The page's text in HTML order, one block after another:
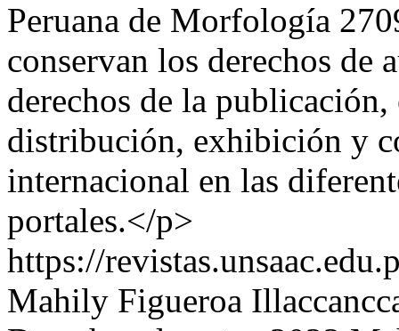
Peruana de Morfología
conservan los derechos de
derechos de la
distribución, exhibición y
internacional en las
portales.</p>
https://
Mahily Figueroa